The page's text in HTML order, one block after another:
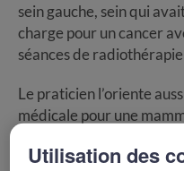
sein gauche, sein qui
charge pour un cancer
séances de
Le praticien l’oriente
médicale pour une
spécialisé en sénologie.
Utilisation des